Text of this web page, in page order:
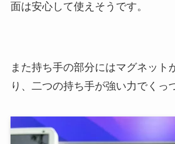
面は安心して使えそうです。
また持ち手の部分にはマグネット
り、二つの持ち手が強い力でくっ